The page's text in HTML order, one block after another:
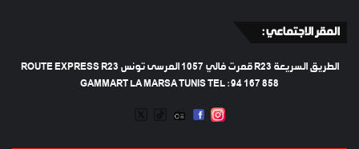
المقر الاجتماعي :
الطريق السريعة R23 قمرت فالي 1057 المرسى تونس ROUTE EXPRESS R23
GAMMART LA MARSA TUNIS TEL : 94 167 858
INSTAGRAM
FACEBOOK
RADIO
TIKTOK